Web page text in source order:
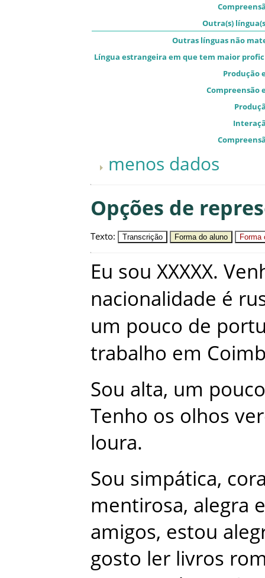
Outra(s)
Outras línguas não
Língua estrangeira em que tem maior
Produção
Compreensão
menos dados
Opções de
Texto: Transcrição Forma do aluno Forma
Eu sou XXXXX.
nacionalidade é
um pouco de
trabalho em
Sou alta, um pouco
Tenho os olhos
loura.
Sou simpática,
mentirosa, alegra e
amigos, estou
gosto ler livros